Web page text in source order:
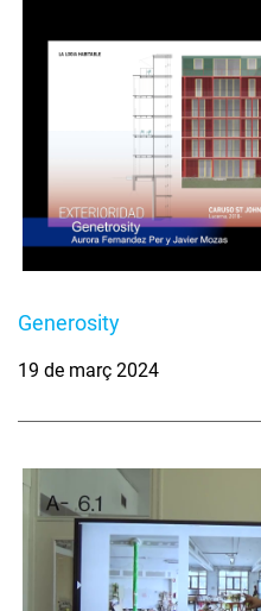
Generosity
19 de març 2024